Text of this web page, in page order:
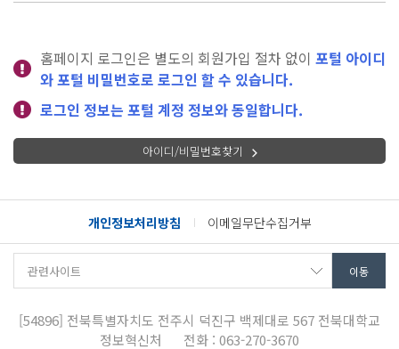
홈페이지 로그인은 별도의 회원가입 절차 없이 포털 아이디
와 포털 비밀번호로 로그인 할 수 있습니다.
로그인 정보는 포털 계정 정보와 동일합니다.
아이디/비밀번호찾기
개인정보처리방침 이메일무단수집거부
[54896] 전북특별자치도 전주시 덕진구 백제대로 567 전북대학교
정보혁신처
전화 : 063-270-3670